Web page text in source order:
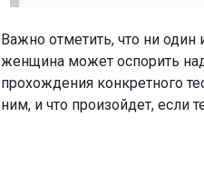
Важно отметить, что ни один
женщина может оспорить
прохождения конкретного
ним, и что произойдет, если